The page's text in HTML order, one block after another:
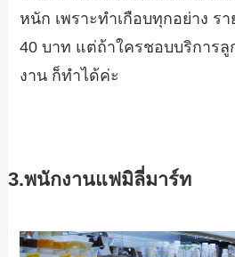
หนัก เพราะทำเกือบทุกอย่าง ร
40 บาท แต่ถ้าใครชอบบริการลู
งาน ก็ทำได้ค่ะ
3.พนักงานแฟมิลี่มาร์ท